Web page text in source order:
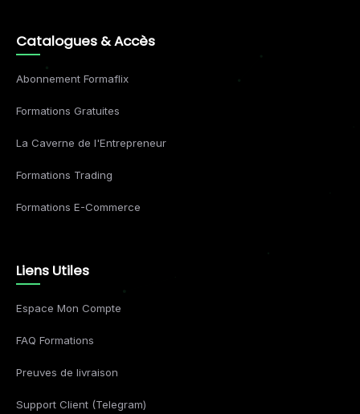
Catalogues & Accès
Abonnement Formaflix
Formations Gratuites
La Caverne de l'Entrepreneur
Formations Trading
Formations E-Commerce
Liens Utiles
Espace Mon Compte
FAQ Formations
Preuves de livraison
Support Client (Telegram)